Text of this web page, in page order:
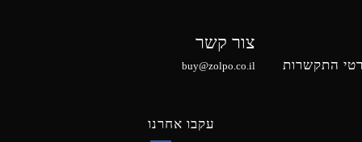
התקשרות
צור קשר
buy@zolpo.co.il
עקבו אחרנו